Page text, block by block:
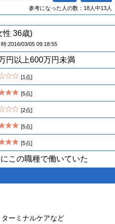
参考になった人の数：18人中13人
性 36歳)
:2016/03/05 09:18:55
円以上600万円未満
[1点]
[5点]
[2点]
[5点]
[5点]
この職種で働いていた
ーミナルケアなど